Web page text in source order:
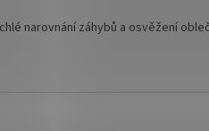
narovnání záhybů a osvěžení